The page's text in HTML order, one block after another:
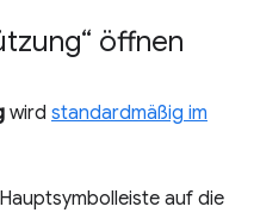
öffnen
wird standardmäßig im
auf die